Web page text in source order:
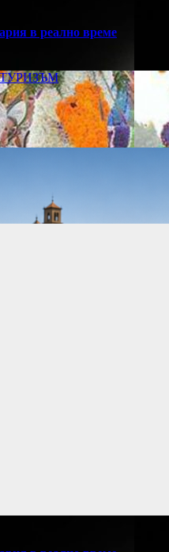
в реално време
ТУРИЗЪМ